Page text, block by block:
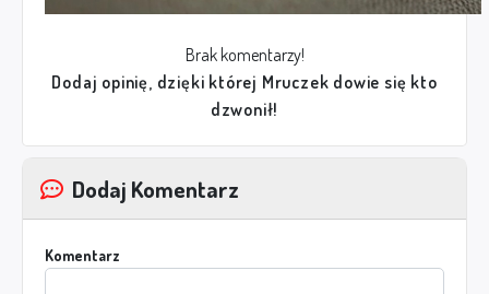
Brak komentarzy!
Dodaj opinię, dzięki której Mruczek dowie się kto
dzwonił!
Dodaj Komentarz
Komentarz